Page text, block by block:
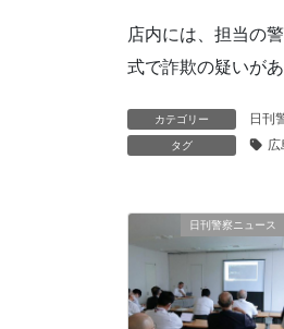
店内には、担当の
式で詐欺の疑いが
カテゴリー 日刊
タグ 広
日刊警察ニュース